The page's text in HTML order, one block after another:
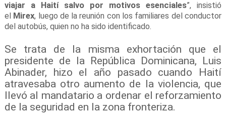
viajar a Haití salvo por motivos esenciales”, insistió
el Mirex, luego de la reunión con los familiares del conductor
del autobús, quien no ha sido identificado.
Se trata de la misma exhortación que el
presidente de la República Dominicana, Luis
Abinader, hizo el año pasado cuando Haití
atravesaba otro aumento de la violencia, que
llevó al mandatario a ordenar el reforzamiento
de la seguridad en la zona fronteriza.